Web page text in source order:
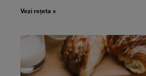
Vezi rețeta »